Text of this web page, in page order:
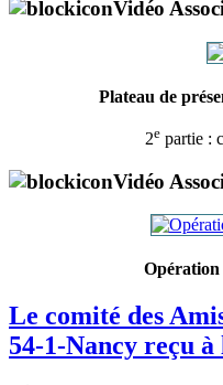
Vidéo
Plateau de
2epartie :
Vidéo
Le comité des
54-1-Nancy reçu